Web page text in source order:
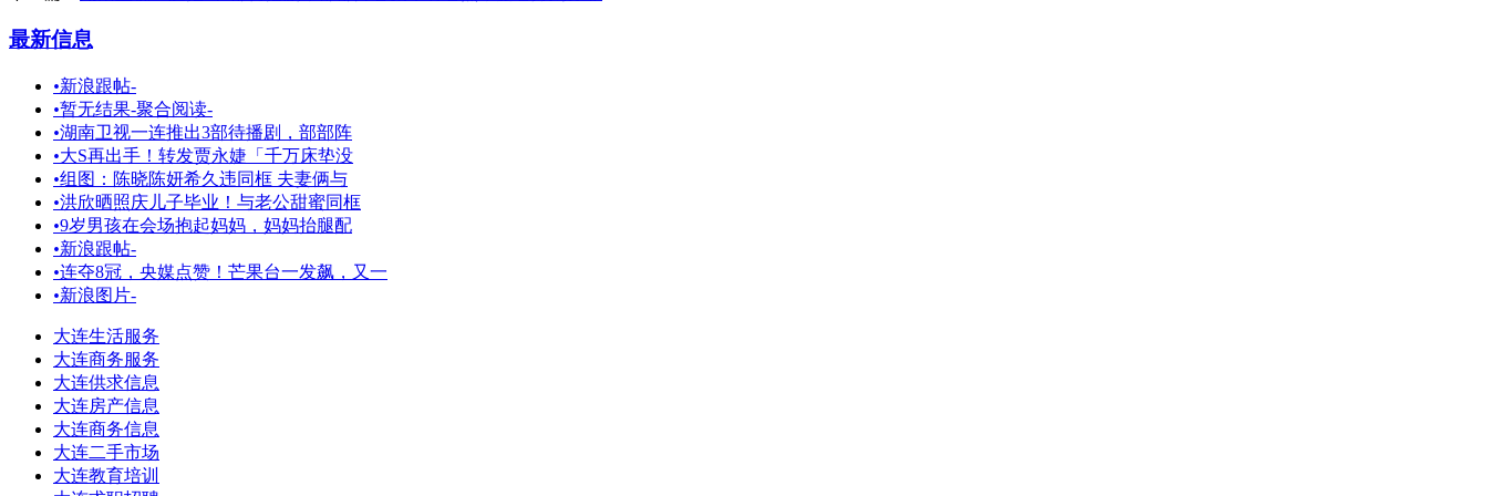
最新信息
•新浪跟帖-
•暂无结果-聚合阅读-
•湖南卫视一连推出3部待播剧，部部阵
•大S再出手！转发贾永婕「千万床垫没
•组图：陈晓陈妍希久违同框 夫妻俩与
•洪欣晒照庆儿子毕业！与老公甜蜜同框
•9岁男孩在会场抱起妈妈，妈妈抬腿配
•新浪跟帖-
•连夺8冠，央媒点赞！芒果台一发飙，又一
•新浪图片-
大连生活服务
大连商务服务
大连供求信息
大连房产信息
大连商务信息
大连二手市场
大连教育培训